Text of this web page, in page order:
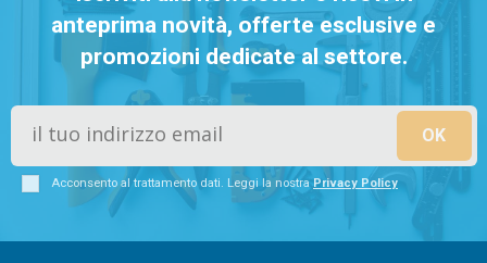
anteprima novità, offerte esclusive e
promozioni dedicate al settore.
Acconsento al trattamento dati. Leggi la nostraPrivacy Policy